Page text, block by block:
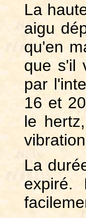
La
aigu
qu'en
que s'il
par
16 et
le
La
expiré.